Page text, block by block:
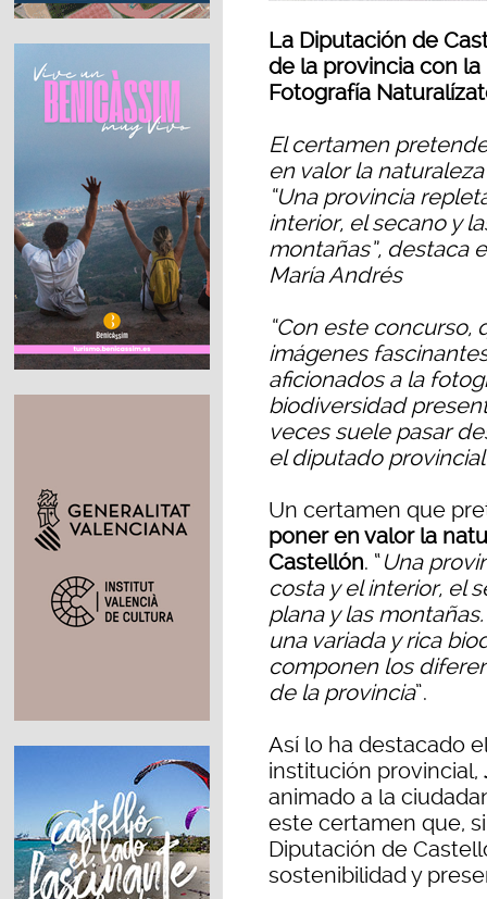
La Diputación de
de la provincia con
Fotografía
El certamen
en valor la
“Una provincia
interior, el secano y
montañas”, destaca
María Andrés
“Con este
imágenes
aficionados a la
biodiversidad
veces suele pasar
el diputado provincial
Un certamen que
poner en valor la
Castellón. “Una
costa y el interior, el
plana y las
una variada y rica
componen los
de la provincia”.
Así lo ha destacado
institución provincial,
animado a la
este certamen que,
Diputación de
sostenibilidad y